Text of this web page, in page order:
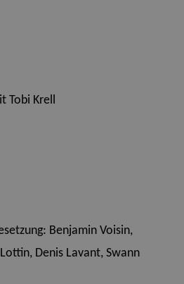
Tobi Krell
Benjamin Voisin,
Denis Lavant, Swann